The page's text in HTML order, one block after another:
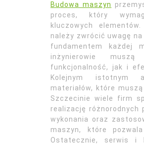
Budowa maszyn
proces, który
kluczowych
należy zwrócić uwagę
fundamentem każdej
inżynierowie muszą
funkcjonalność, jak i
Kolejnym istotnym
materiałów, które
Szczecinie wiele firm
realizację różnorodnych
wykonania oraz
maszyn, które
Ostatecznie, serwis i